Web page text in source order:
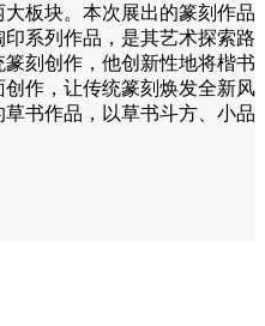
板块。本次展出的篆刻作品
系列作品，是其艺术探索路
篆刻创作，他创新性地将楷书
作，让传统篆刻焕发全新风
书作品，以草书斗方、小品